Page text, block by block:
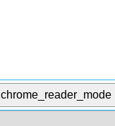
chrome_reader_mode